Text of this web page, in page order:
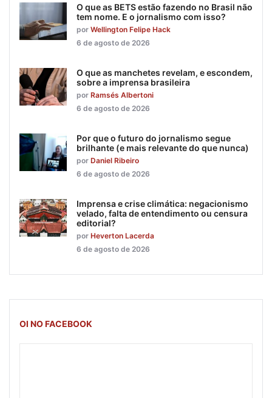
O que as BETS estão fazendo no Brasil não
tem nome. E o jornalismo com isso?
por Wellington Felipe Hack
6 de agosto de 2026
O que as manchetes revelam, e escondem,
sobre a imprensa brasileira
por Ramsés Albertoni
6 de agosto de 2026
Por que o futuro do jornalismo segue
brilhante (e mais relevante do que nunca)
por Daniel Ribeiro
6 de agosto de 2026
Imprensa e crise climática: negacionismo
velado, falta de entendimento ou censura
editorial?
por Heverton Lacerda
6 de agosto de 2026
OI NO FACEBOOK